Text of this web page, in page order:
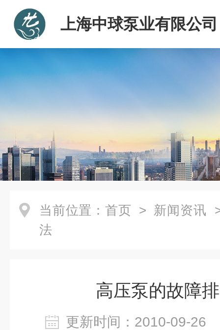
上海中球泵业有限公司
当前位置： 首页 > 新闻资讯
法
高压泵的故障
更新时间：2010-09-